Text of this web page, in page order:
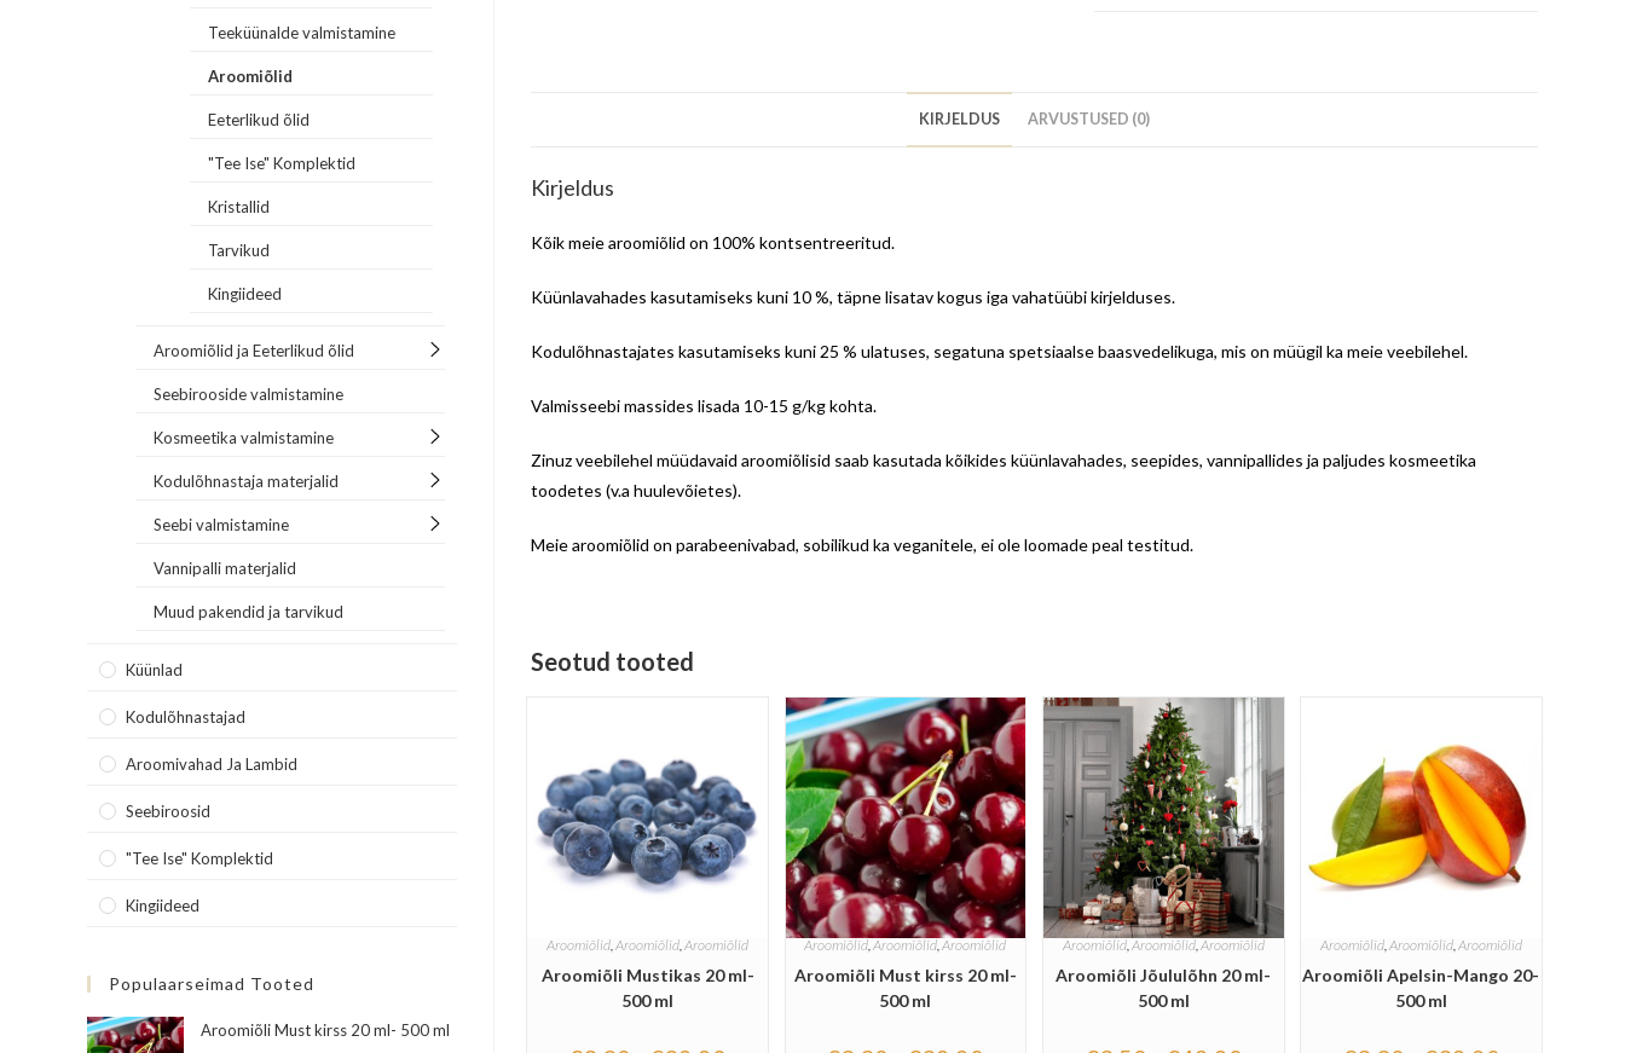
KIRJELDUS ARVUSTUSED (0)
Kirjeldus
Kõik meie aroomiõlid on 100% kontsentreeritud.
Küünlavahades kasutamiseks kuni 10 %, täpne lisatav kogus iga vahatüübi kirjelduses.
Kodulõhnastajates kasutamiseks kuni 25 % ulatuses, segatuna spetsiaalse baasvedelikuga, mis on müügil ka meie veebilehel.
Valmisseebi massides lisada 10-15 g/kg kohta.
Zinuz veebilehel müüdavaid aroomiõlisid saab kasutada kõikides küünlavahades, seepides, vannipallides ja paljudes kosmeetika
toodetes (v.a huulevõietes).
Meie aroomiõlid on parabeenivabad, sobilikud ka veganitele, ei ole loomade peal testitud.
Seotud tooted
Aroomiõlid ,Aroomiõlid ,Aroomiõlid
Aroomiõli Mustikas 20 ml-
500 ml
Aroomiõlid ,Aroomiõlid ,Aroomiõlid
Aroomiõli Must kirss 20 ml-
500 ml
Aroomiõlid, Aroomiõlid, Aroomiõlid
Aroomiõli Jõululõhn 20 ml-
500 ml
Aroomiõlid, Aroomiõlid, Aroomiõlid
Aroomiõli Apelsin-Mango 20-
500 ml
Teeküünalde valmistamine
Aroomiõlid
Eeterlikud õlid
"Tee Ise" Komplektid
Kristallid
Tarvikud
Kingiideed
Aroomiõlid ja Eeterlikud õlid
Seebirooside valmistamine
Kosmeetika valmistamine
Kodulõhnastaja materjalid
Seebi valmistamine
Vannipalli materjalid
Muud pakendid ja tarvikud
Küünlad
Kodulõhnastajad
Aroomivahad Ja Lambid
Seebiroosid
"Tee Ise" Komplektid
Kingiideed
Populaarseimad Tooted
Aroomiõli Must kirss 20 ml- 500 ml